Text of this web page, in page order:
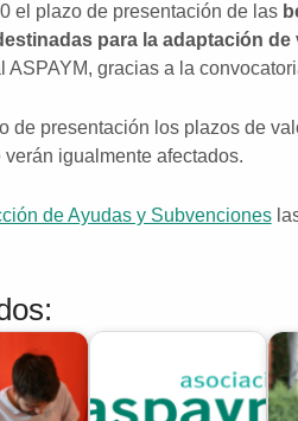
el plazo de presentación de las
para la adaptación de
gracias a la
de presentación los plazos de
igualmente afectados.
de Ayudas y Subvenciones